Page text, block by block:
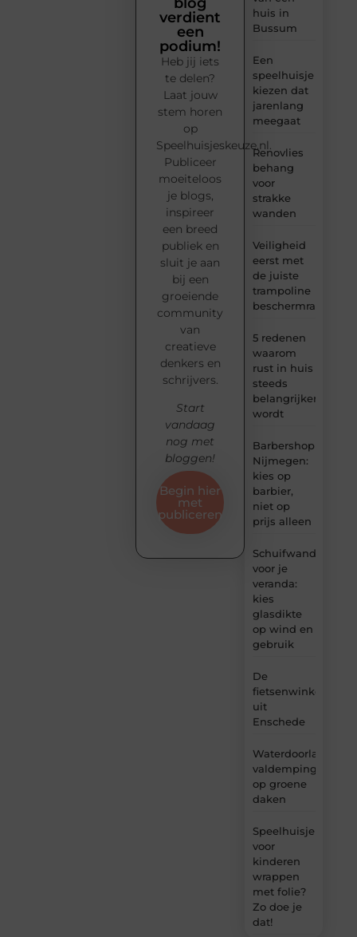
huis in
Bussum
Een
speelhuisje
kiezen dat
jarenlang
meegaat
Renovlies
behang
voor
strakke
wanden
Veiligheid
eerst met
de juiste
trampoline
beschermrand
5 redenen
waarom
rust in huis
steeds
belangrijker
wordt
Barbershop
Nijmegen:
kies op
barbier,
niet op
prijs alleen
Schuifwand
voor je
veranda:
kies
glasdikte
op wind en
gebruik
De
fietsenwinkel
uit
Enschede
Waterdoorlatende
valdemping
op groene
daken
Speelhuisje
voor
kinderen
wrappen
met folie?
Zo doe je
dat!
verdient
een
podium!
Heb jij iets
te delen?
Laat jouw
stem horen
op
Speelhuisjeskeuze.nl.
Publiceer
moeiteloos
je blogs,
inspireer
een breed
publiek en
sluit je aan
bij een
groeiende
community
van
creatieve
denkers en
schrijvers.
Start
vandaag
nog met
bloggen!
Begin hier
met
publiceren